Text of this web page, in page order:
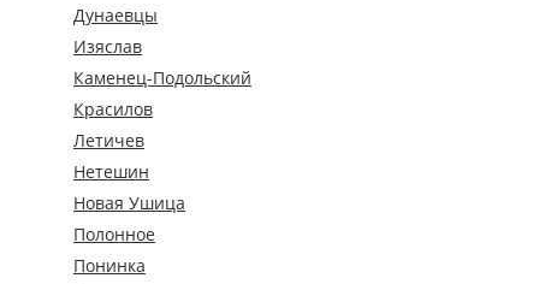
Дунаевцы
Изяслав
Каменец-Подольский
Красилов
Летичев
Нетешин
Новая Ушица
Полонное
Понинка